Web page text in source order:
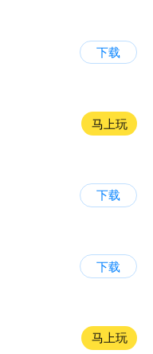
下载
马上玩
下载
下载
马上玩